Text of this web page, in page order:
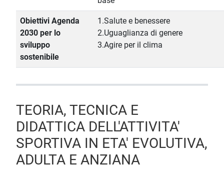
Obiettivi Agenda
2030 per lo
sviluppo
sostenibile
1.Salute e benessere
2.Uguaglianza di genere
3.Agire per il clima
TEORIA, TECNICA E
DIDATTICA DELL'ATTIVITA'
SPORTIVA IN ETA' EVOLUTIVA,
ADULTA E ANZIANA